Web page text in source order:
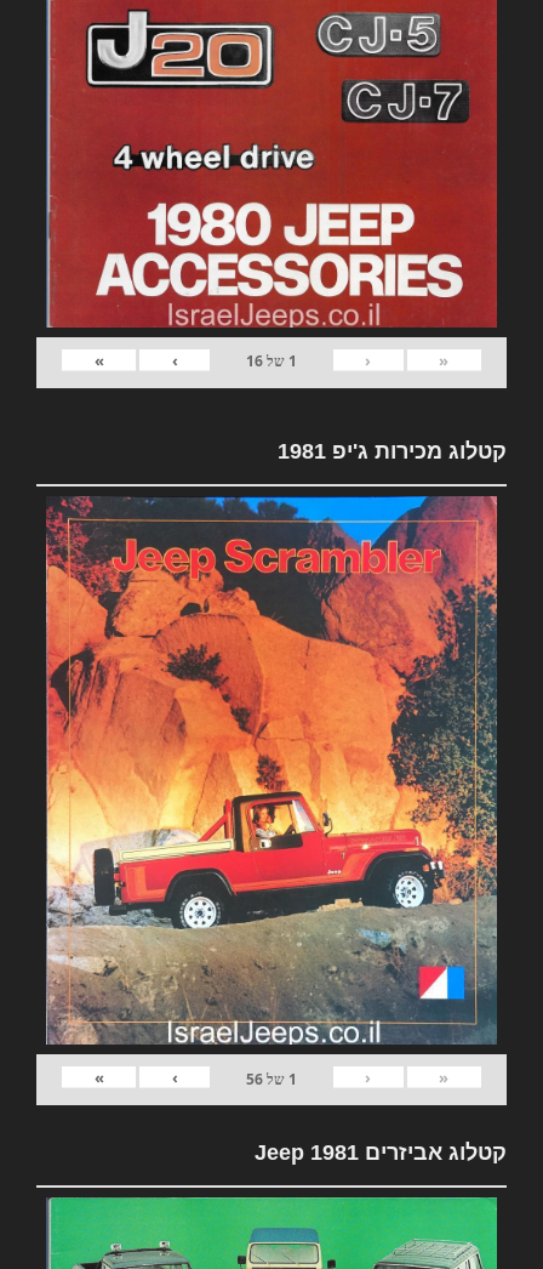
«
‹
1 של16
›
»
קטלוג מכירות ג'יפ 1981
«
‹
1 של56
›
»
קטלוג אביזרים 1981 Jeep